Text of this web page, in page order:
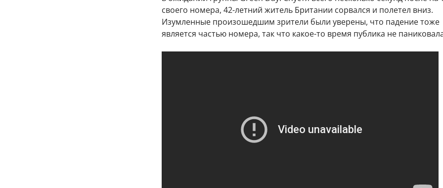
своего номера, 42-летний житель Британии сорвался и полетел вниз.
Изумленные произошедшим зрители были уверены, что падение тоже
является частью номера, так что какое-то время публика не